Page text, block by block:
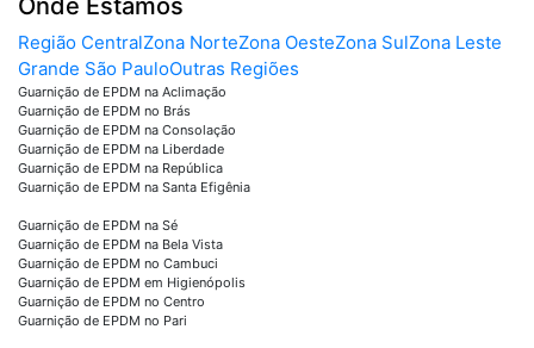
Região CentralZona NorteZona OesteZona SulZona Leste
Grande São PauloOutras Regiões
Guarnição de EPDM na Aclimação
Guarnição de EPDM no Brás
Guarnição de EPDM na Consolação
Guarnição de EPDM na Liberdade
Guarnição de EPDM na República
Guarnição de EPDM na Santa Efigênia
Guarnição de EPDM na Sé
Guarnição de EPDM na Bela Vista
Guarnição de EPDM no Cambuci
Guarnição de EPDM em Higienópolis
Guarnição de EPDM no Centro
Guarnição de EPDM no Pari